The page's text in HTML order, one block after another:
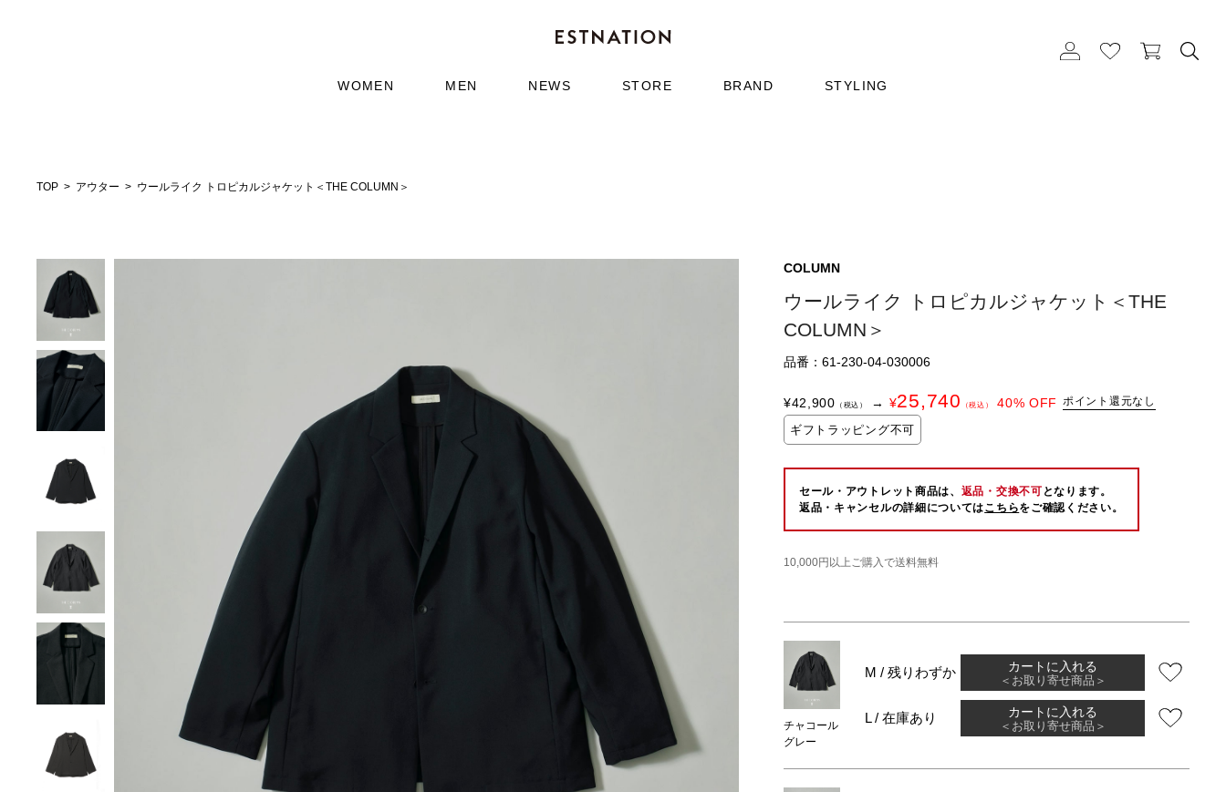
WOMEN MEN NEWS STORE BRAND STYLING
TOP アウター ウールライク トロピカルジャケット＜THE COLUMN＞
COLUMN
ウールライク トロピカルジャケット＜THE
COLUMN＞
品番：61-230-04-030006
¥42,900 （税込） → ¥25,740 （税込） 40% OFF ポイント還元なし
ギフトラッピング不可
セール・アウトレット商品は、 返品・交換不可 となります。
返品・キャンセルの詳細についてはこちらをご確認ください。
10,000円以上ご購入で送料無料
チャコール
グレー
M / 残りわずか カートに入れる
＜お取り寄せ商品＞
L / 在庫あり カートに入れる
＜お取り寄せ商品＞